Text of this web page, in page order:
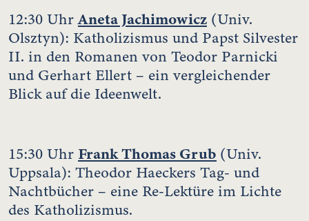
12:30 UhrAneta Jachimowicz (Univ.
Olsztyn): Katholizismus und Papst Silvester
II. in den Romanen von Teodor Parnicki
und Gerhart Ellert – ein vergleichender
Blick auf die Ideenwelt.
15:30 Uhr Frank Thomas Grub (Univ.
Uppsala): Theodor Haeckers Tag- und
Nachtbücher – eine Re-Lektüre im Lichte
des Katholizismus.